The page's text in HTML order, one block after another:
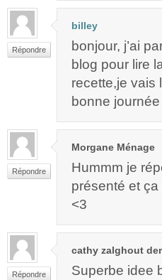
Répondre
billey
bonjour, j’ai
blog pour lire
recette,je vais
bonne journée
Répondre
Morgane Ménage
Hummm je
présenté et
<3
Répondre
cathy zalghout
Superbe idee